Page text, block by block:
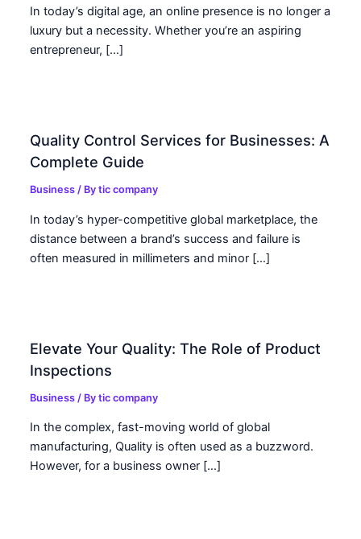
In today’s digital age, an online presence is no longer a
luxury but a necessity. Whether you’re an aspiring
entrepreneur, […]
Quality Control Services for Businesses: A
Complete Guide
Business / Bytic company
In today’s hyper-competitive global marketplace, the
distance between a brand’s success and failure is
often measured in millimeters and minor […]
Elevate Your Quality: The Role of Product
Inspections
Business / Bytic company
In the complex, fast-moving world of global
manufacturing, Quality is often used as a buzzword.
However, for a business owner […]